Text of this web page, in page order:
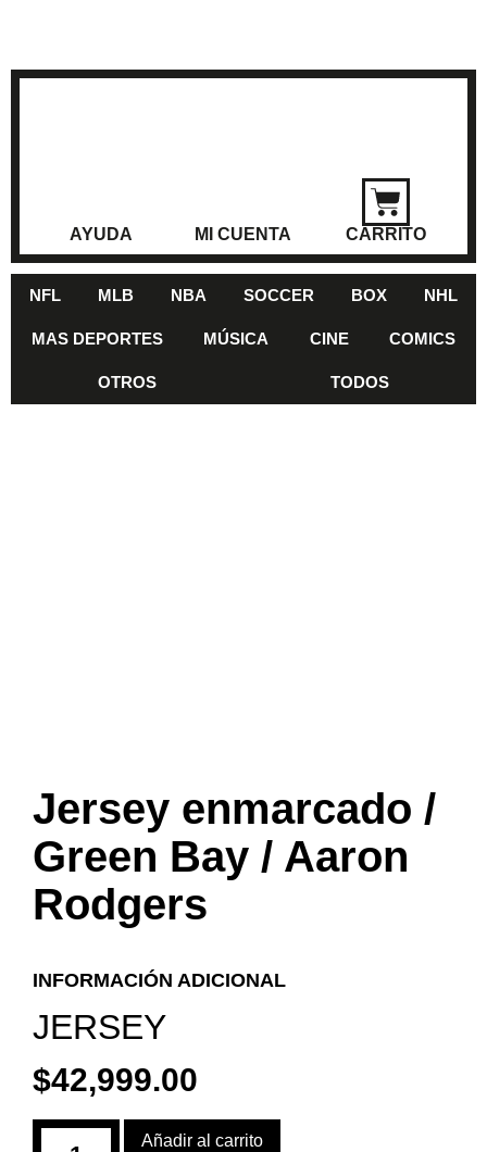
AYUDA MI CUENTA CARRITO
NFL MLB NBA SOCCER BOX NHL
MAS DEPORTES MÚSICA CINE COMICS
OTROS TODOS
Jersey enmarcado /
Green Bay / Aaron
Rodgers
INFORMACIÓN ADICIONAL
JERSEY
$42,999.00
Añadir al carrito